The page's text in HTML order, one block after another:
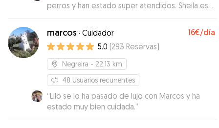
perros y han estado super atendidos. Sheila es
super agradable y atenta. Nos mando fotos y
videos y a los perros se les veía felices. Sin duda
volveremos a contar con ella
marcos · Cuidador 16€/día
5.0 (293 Reservas)
Negreira - 22.13 km
48 Usuarios recurrentes
“Lilo se lo ha pasado de lujo con Marcos y ha
estado muy bien cuidada.”